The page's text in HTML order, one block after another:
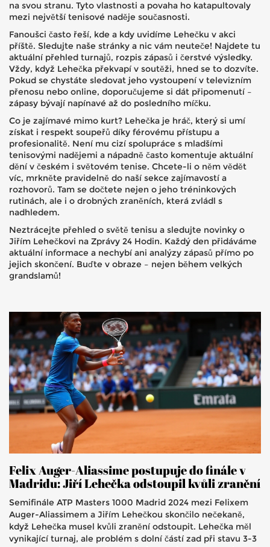
na svou stranu. Tyto vlastnosti a povaha ho katapultovaly
mezi největší tenisové naděje současnosti.
Fanoušci často řeší, kde a kdy uvidíme Lehečku v akci
příště. Sledujte naše stránky a nic vám neuteče! Najdete tu
aktuální přehled turnajů, rozpis zápasů i čerstvé výsledky.
Vždy, když Lehečka překvapí v soutěži, hned se to dozvíte.
Pokud se chystáte sledovat jeho vystoupení v televizním
přenosu nebo online, doporučujeme si dát připomenutí –
zápasy bývají napínavé až do posledního míčku.
Co je zajímavé mimo kurt? Lehečka je hráč, který si umí
získat i respekt soupeřů díky férovému přístupu a
profesionalitě. Není mu cizí spolupráce s mladšími
tenisovými nadějemi a nápadně často komentuje aktuální
dění v českém i světovém tenise. Chcete-li o něm vědět
víc, mrkněte pravidelně do naší sekce zajímavostí a
rozhovorů. Tam se dočtete nejen o jeho tréninkových
rutinách, ale i o drobných zraněních, která zvládl s
nadhledem.
Neztrácejte přehled o světě tenisu a sledujte novinky o
Jiřím Lehečkovi na Zprávy 24 Hodin. Každý den přidáváme
aktuální informace a nechybí ani analýzy zápasů přímo po
jejich skončení. Buďte v obraze – nejen během velkých
grandslamů!
Felix Auger-Aliassime postupuje do finále v
Madridu: Jiří Lehečka odstoupil kvůli zranění
Semifinále ATP Masters 1000 Madrid 2024 mezi Felixem
Auger-Aliassimem a Jiřím Lehečkou skončilo nečekaně,
když Lehečka musel kvůli zranění odstoupit. Lehečka měl
vynikající turnaj, ale problém s dolní částí zad při stavu 3-3